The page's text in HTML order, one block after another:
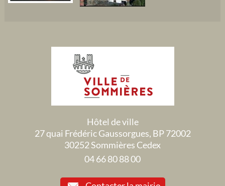
Hôtel de ville
27 quai Frédéric Gaussorgues, BP 72002
30252 Sommières Cedex
04 66 80 88 00